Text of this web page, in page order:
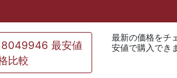
最安値
比較
最新の価格をチ
安値で購入でき